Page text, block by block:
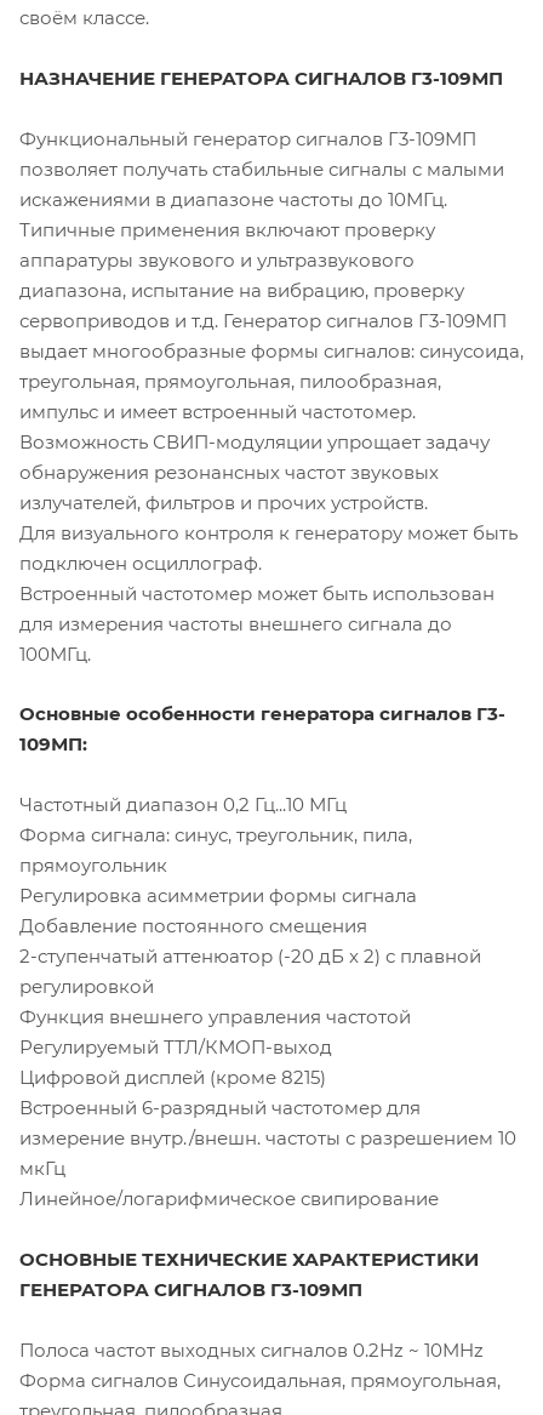
своём классе.
НАЗНАЧЕНИЕ ГЕНЕРАТОРА СИГНАЛОВ Г3-109МП
Функциональный генератор сигналов Г3-109МП
позволяет получать стабильные сигналы с малыми
искажениями в диапазоне частоты до 10МГц.
Типичные применения включают проверку
аппаратуры звукового и ультразвукового
диапазона, испытание на вибрацию, проверку
сервоприводов и т.д. Генератор сигналов Г3-109МП
выдает многообразные формы сигналов: синусоида,
треугольная, прямоугольная, пилообразная,
импульс и имеет встроенный частотомер.
Возможность СВИП-модуляции упрощает задачу
обнаружения резонансных частот звуковых
излучателей, фильтров и прочих устройств.
Для визуального контроля к генератору может быть
подключен осциллограф.
Встроенный частотомер может быть использован
для измерения частоты внешнего сигнала до
100МГц.
Основные особенности генератора сигналов Г3-
109МП:
Частотный диапазон 0,2 Гц...10 МГц
Форма сигнала: синус, треугольник, пила,
прямоугольник
Регулировка асимметрии формы сигнала
Добавление постоянного смещения
2-ступенчатый аттенюатор (-20 дБ x 2) с плавной
регулировкой
Функция внешнего управления частотой
Регулируемый ТТЛ/КМОП-выход
Цифровой дисплей (кроме 8215)
Встроенный 6-разрядный частотомер для
измерение внутр./внешн. частоты с разрешением 10
мкГц
Линейное/логарифмическое свипирование
ОСНОВНЫЕ ТЕХНИЧЕСКИЕ ХАРАКТЕРИСТИКИ
ГЕНЕРАТОРА СИГНАЛОВ Г3-109МП
Полоса частот выходных сигналов 0.2Hz ~ 10MHz
Форма сигналов Синусоидальная, прямоугольная,